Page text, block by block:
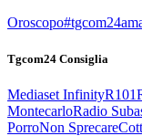
Oroscopo
Tgcom24 Consiglia
Mediaset InfinityR101
MontecarloRadio
PorroNon Sprecare